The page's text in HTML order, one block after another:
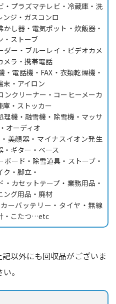
・プラズマテレビ・冷蔵庫・洗
ジ・ガスコンロ
し器・電気ポット・炊飯器・
・ストーブ
ダー・ブルーレイ・ビデオカメ
メラ・携帯電話
電話機・FAX・衣類乾燥機・
末・アイロン
クリーナー・コーヒーメーカ
庫・ストッカー
理機・融雪機・除雪機・マッサ
オーディオ
美顔器・マイナスイオン発生
ギター・ベース
ード・除雪道具・ストーブ・
・脚立・
カセットテープ・業務用品・
ング用品・廃材
ーバッテリー・タイヤ・無線
・こたつ…etc
以外にも回収品がございま
。